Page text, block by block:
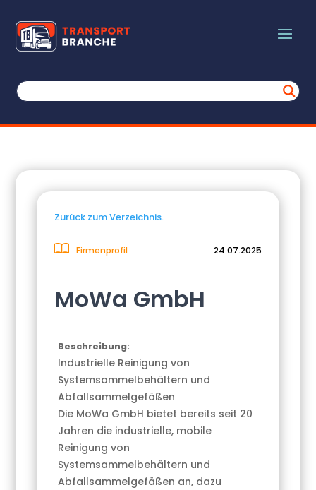
Zurück zum Verzeichnis.
Firmenprofil 24.07.2025
MoWa GmbH
Beschreibung:
Industrielle Reinigung von
Systemsammelbehältern und
Abfallsammelgefäßen
Die MoWa GmbH bietet bereits seit 20
Jahren die industrielle, mobile
Reinigung von
Systemsammelbehältern und
Abfallsammelgefäßen an, dazu